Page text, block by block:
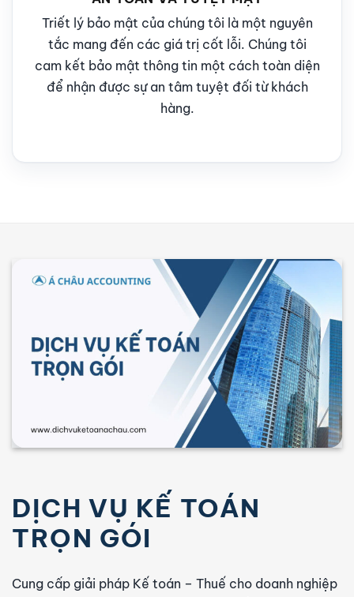
Triết lý bảo mật của chúng tôi là một nguyên
tắc mang đến các giá trị cốt lỗi. Chúng tôi
cam kết bảo mật thông tin một cách toàn diện
để nhận được sự an tâm tuyệt đối từ khách
hàng.
DỊCH VỤ KẾ TOÁN
TRỌN GÓI
Cung cấp giải pháp Kế toán – Thuế cho doanh nghiệp